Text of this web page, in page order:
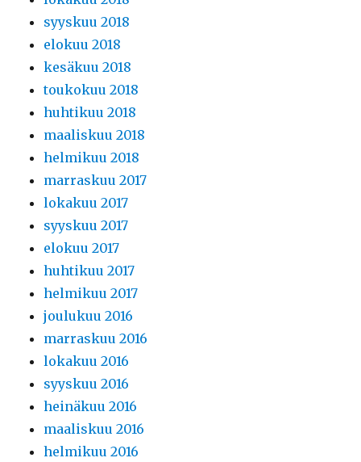
syyskuu 2018
elokuu 2018
kesäkuu 2018
toukokuu 2018
huhtikuu 2018
maaliskuu 2018
helmikuu 2018
marraskuu 2017
lokakuu 2017
syyskuu 2017
elokuu 2017
huhtikuu 2017
helmikuu 2017
joulukuu 2016
marraskuu 2016
lokakuu 2016
syyskuu 2016
heinäkuu 2016
maaliskuu 2016
helmikuu 2016